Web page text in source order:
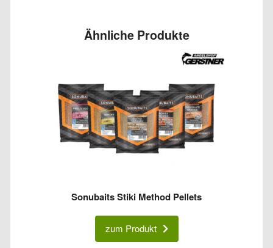
Ähnliche Produkte
Sonubaits Stiki Method Pellets
zum Produkt